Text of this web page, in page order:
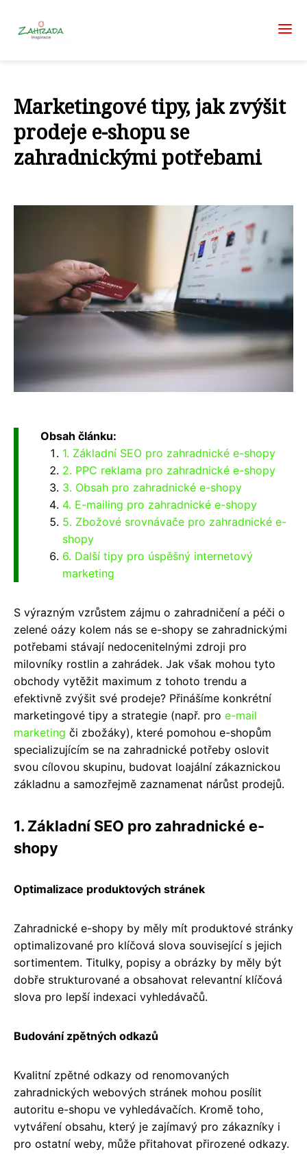
Marketingové tipy, jak zvýšit
prodeje e-shopu se
zahradnickými potřebami
Obsah článku:
1. Základní SEO pro zahradnické e-shopy
2. PPC reklama pro zahradnické e-shopy
3. Obsah pro zahradnické e-shopy
4. E-mailing pro zahradnické e-shopy
5. Zbožové srovnávače pro zahradnické e-
shopy
6. Další tipy pro úspěšný internetový
marketing
S výrazným vzrůstem zájmu o zahradničení a péči o
zelené oázy kolem nás se e-shopy se zahradnickými
potřebami stávají nedocenitelnými zdroji pro
milovníky rostlin a zahrádek. Jak však mohou tyto
obchody vytěžit maximum z tohoto trendu a
efektivně zvýšit své prodeje? Přinášíme konkrétní
marketingové tipy a strategie (např. pro e-mail
marketing či zbožáky), které pomohou e-shopům
specializujícím se na zahradnické potřeby oslovit
svou cílovou skupinu, budovat loajální zákaznickou
základnu a samozřejmě zaznamenat nárůst prodejů.
1. Základní SEO pro zahradnické e-
shopy
Optimalizace produktových stránek
Zahradnické e-shopy by měly mít produktové stránky
optimalizované pro klíčová slova související s jejich
sortimentem. Titulky, popisy a obrázky by měly být
dobře strukturované a obsahovat relevantní klíčová
slova pro lepší indexaci vyhledávačů.
Budování zpětných odkazů
Kvalitní zpětné odkazy od renomovaných
zahradnických webových stránek mohou posílit
autoritu e-shopu ve vyhledávačích. Kromě toho,
vytváření obsahu, který je zajímavý pro zákazníky i
pro ostatní weby, může přitahovat přirozené odkazy.